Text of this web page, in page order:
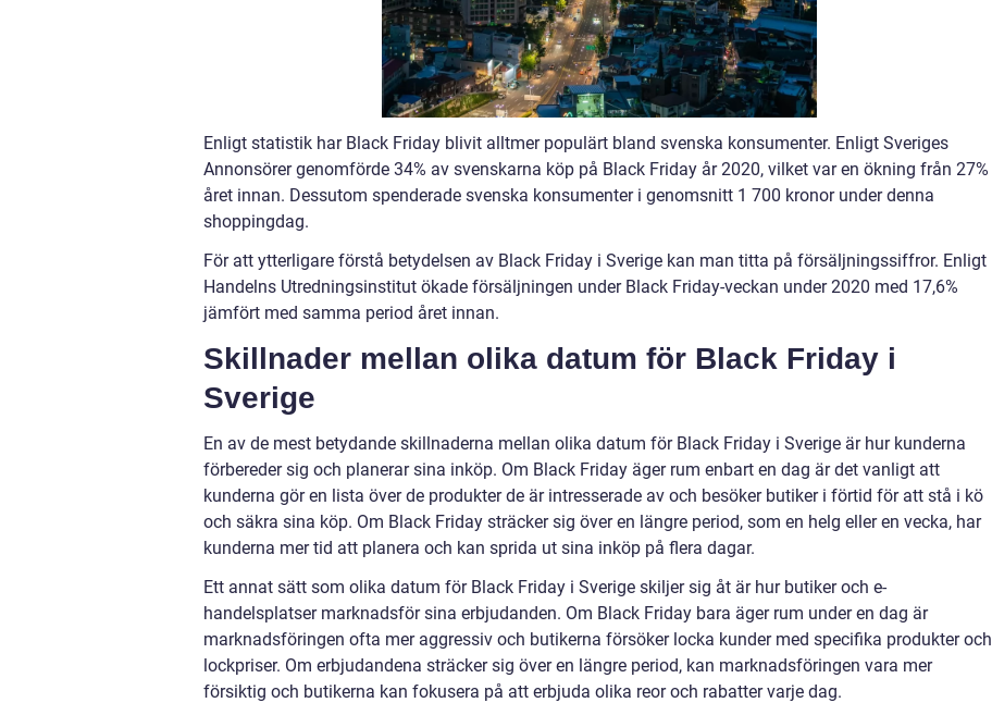
Enligt statistik har Black Friday blivit alltmer populärt bland svenska konsumenter. Enligt Sveriges
Annonsörer genomförde 34% av svenskarna köp på Black Friday år 2020, vilket var en ökning från 27%
året innan. Dessutom spenderade svenska konsumenter i genomsnitt 1 700 kronor under denna
shoppingdag.
För att ytterligare förstå betydelsen av Black Friday i Sverige kan man titta på försäljningssiffror. Enligt
Handelns Utredningsinstitut ökade försäljningen under Black Friday-veckan under 2020 med 17,6%
jämfört med samma period året innan.
Skillnader mellan olika datum för Black Friday i
Sverige
En av de mest betydande skillnaderna mellan olika datum för Black Friday i Sverige är hur kunderna
förbereder sig och planerar sina inköp. Om Black Friday äger rum enbart en dag är det vanligt att
kunderna gör en lista över de produkter de är intresserade av och besöker butiker i förtid för att stå i kö
och säkra sina köp. Om Black Friday sträcker sig över en längre period, som en helg eller en vecka, har
kunderna mer tid att planera och kan sprida ut sina inköp på flera dagar.
Ett annat sätt som olika datum för Black Friday i Sverige skiljer sig åt är hur butiker och e-
handelsplatser marknadsför sina erbjudanden. Om Black Friday bara äger rum under en dag är
marknadsföringen ofta mer aggressiv och butikerna försöker locka kunder med specifika produkter och
lockpriser. Om erbjudandena sträcker sig över en längre period, kan marknadsföringen vara mer
försiktig och butikerna kan fokusera på att erbjuda olika reor och rabatter varje dag.